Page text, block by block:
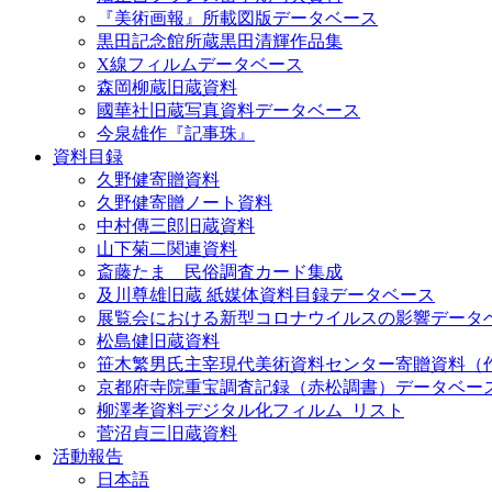
『美術画報』所載図版データベース
黒田記念館所蔵黒田清輝作品集
X線フィルムデータベース
森岡柳蔵旧蔵資料
國華社旧蔵写真資料データベース
今泉雄作『記事珠』
資料目録
久野健寄贈資料
久野健寄贈ノート資料
中村傳三郎旧蔵資料
山下菊二関連資料
斎藤たま 民俗調査カード集成
及川尊雄旧蔵 紙媒体資料目録データベース
展覧会における新型コロナウイルスの影響データ
松島健旧蔵資料
笹木繁男氏主宰現代美術資料センター寄贈資料（
京都府寺院重宝調査記録（赤松調書）データベー
柳澤孝資料デジタル化フィルム_リスト
菅沼貞三旧蔵資料
活動報告
日本語